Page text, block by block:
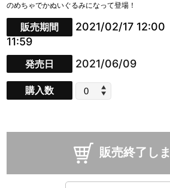
のめちゃでかぬいぐるみになって登場！
販売期間 2021/02/17 12:00
11:59
発売日 2021/06/09
購入数
販売終了し